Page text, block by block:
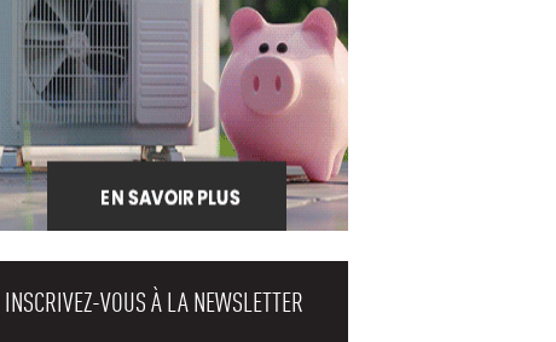
INSCRIVEZ-VOUS À LA NEWSLETTER